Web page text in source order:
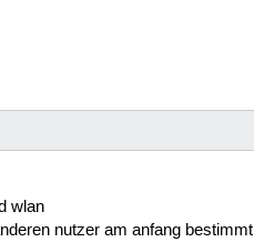
wlan
nutzer am anfang bestimmt